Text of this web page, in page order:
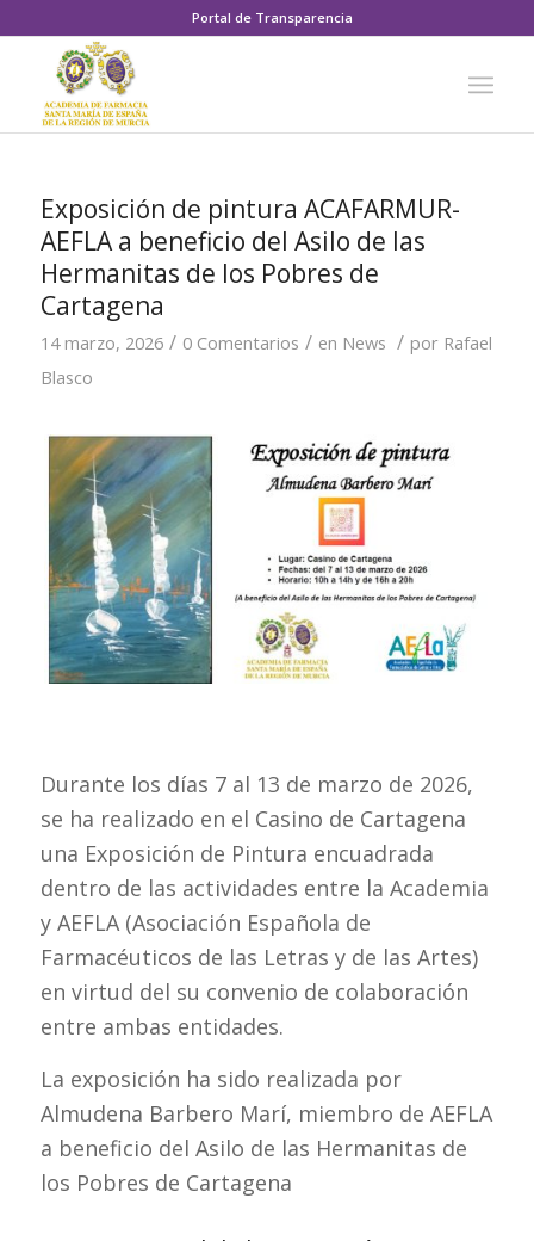
Portal de Transparencia
Exposición de pintura ACAFARMUR-
AEFLA a beneficio del Asilo de las
Hermanitas de los Pobres de
Cartagena
14 marzo, 2026 / 0 Comentarios / en News / por Rafael
Blasco
Durante los días 7 al 13 de marzo de 2026,
se ha realizado en el Casino de Cartagena
una Exposición de Pintura encuadrada
dentro de las actividades entre la Academia
y AEFLA (Asociación Española de
Farmacéuticos de las Letras y de las Artes)
en virtud del su convenio de colaboración
entre ambas entidades.
La exposición ha sido realizada por
Almudena Barbero Marí, miembro de AEFLA
a beneficio del Asilo de las Hermanitas de
los Pobres de Cartagena